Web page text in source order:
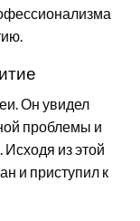
Он увидел
проблемы и
из этой
и приступил к